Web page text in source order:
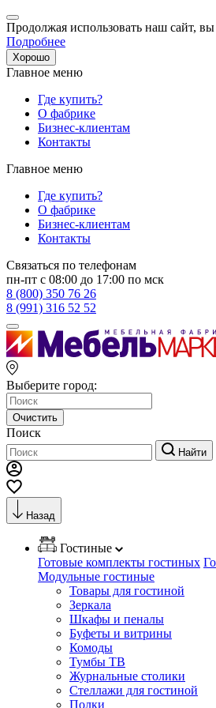
Продолжая использовать наш сайт,
Подробнее
Хорошо
Главное меню
Где купить?
О фабрике
Бизнес-клиентам
Контакты
Главное меню
Где купить?
О фабрике
Бизнес-клиентам
Контакты
Связаться по телефонам
пн-пт с 08:00 до 17:00 по мск
8 (800) 350 76 26
8 (991) 316 52 52
Выберите город:
Очистить
Поиск
Найти
Назад
Гостиные
Готовые комплекты гостиных
Модульные гостиные
Товары для гостиной
Зеркала
Шкафы и пеналы
Буфеты и витрины
Комоды
Тумбы ТВ
Журнальные столики
Стеллажи для гостиной
Полки